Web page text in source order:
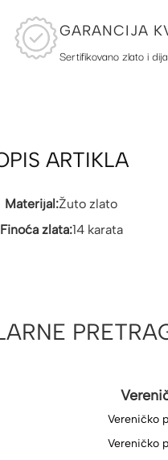
GARANCIJA
Sertifikovano zlato i
ARTIKLA
Materijal:Žuto zlato
Finoća zlata:14 karata
Vereničko
Vereničko